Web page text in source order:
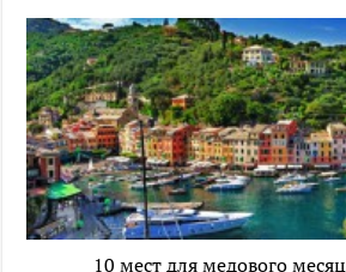
10 мест для медового